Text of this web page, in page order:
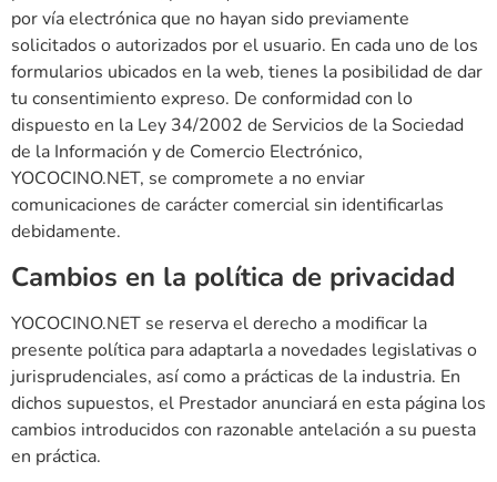
por vía electrónica que no hayan sido previamente
solicitados o autorizados por el usuario. En cada uno de los
formularios ubicados en la web, tienes la posibilidad de dar
tu consentimiento expreso. De conformidad con lo
dispuesto en la Ley 34/2002 de Servicios de la Sociedad
de la Información y de Comercio Electrónico,
YOCOCINO.NET, se compromete a no enviar
comunicaciones de carácter comercial sin identificarlas
debidamente.
Cambios en la política de privacidad
YOCOCINO.NET se reserva el derecho a modificar la
presente política para adaptarla a novedades legislativas o
jurisprudenciales, así como a prácticas de la industria. En
dichos supuestos, el Prestador anunciará en esta página los
cambios introducidos con razonable antelación a su puesta
en práctica.